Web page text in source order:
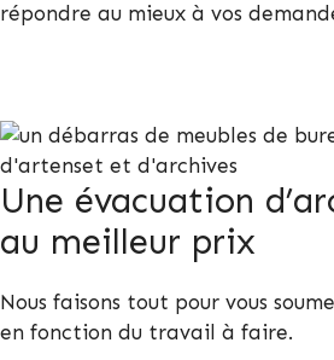
répondre au mieux à vos
Une évacuation
au meilleur prix
Nous faisons tout pour vous
en fonction du travail à faire.